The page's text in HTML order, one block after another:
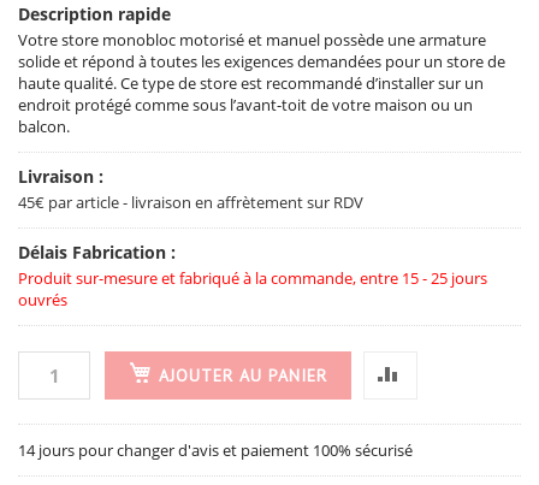
Description rapide
Votre store monobloc motorisé et manuel possède une armature
solide et répond à toutes les exigences demandées pour un store de
haute qualité. Ce type de store est recommandé d’installer sur un
endroit protégé comme sous l’avant-toit de votre maison ou un
balcon.
Livraison :
45€ par article - livraison en affrètement sur RDV
Délais Fabrication :
Produit sur-mesure et fabriqué à la commande, entre 15 - 25 jours
ouvrés
AJOUTER AU PANIER
14 jours pour changer d'avis et paiement 100% sécurisé